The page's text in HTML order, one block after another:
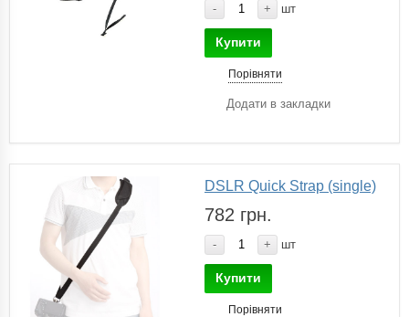
- + шт
Купити
Порівняти
Додати в закладки
DSLR Quick Strap (single)
782 грн.
- + шт
Купити
Порівняти